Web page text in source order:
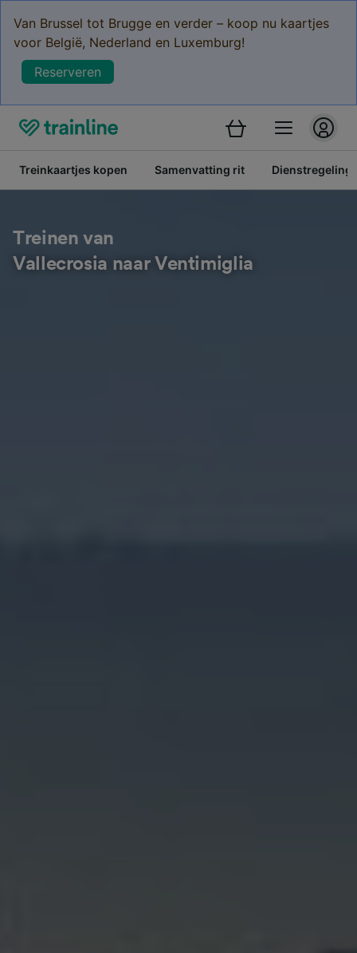
Van Brussel tot Brugge en verder – koop nu kaartjes
voor België, Nederland en Luxemburg!
Reserveren
Treinkaartjes kopen Samenvatting rit Dienstregeling
Treinen van
Vallecrosia naar Ventimiglia